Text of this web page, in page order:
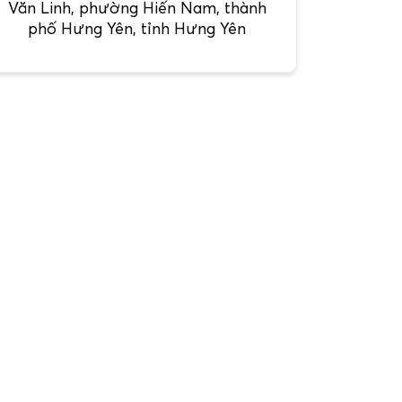
Văn Linh, phường Hiến Nam, thành
phố Hưng Yên, tỉnh Hưng Yên